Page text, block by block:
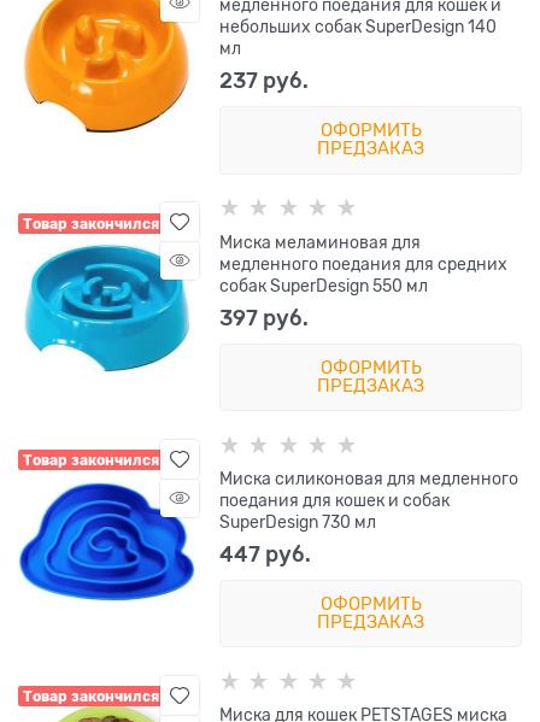
медленного поедания для кошек и
небольших собак SuperDesign 140
мл
237 руб.
ОФОРМИТЬ
ПРЕДЗАКАЗ
Товар закончился
Миска меламиновая для
медленного поедания для средних
собак SuperDesign 550 мл
397 руб.
ОФОРМИТЬ
ПРЕДЗАКАЗ
Товар закончился
Миска силиконовая для медленного
поедания для кошек и собак
SuperDesign 730 мл
447 руб.
ОФОРМИТЬ
ПРЕДЗАКАЗ
Товар закончился
Миска для кошек PETSTAGES миска